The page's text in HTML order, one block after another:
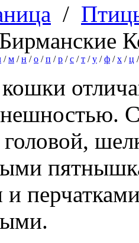
/
/м /н /о /п /р /с /т /у /ф /х /ц
головой,